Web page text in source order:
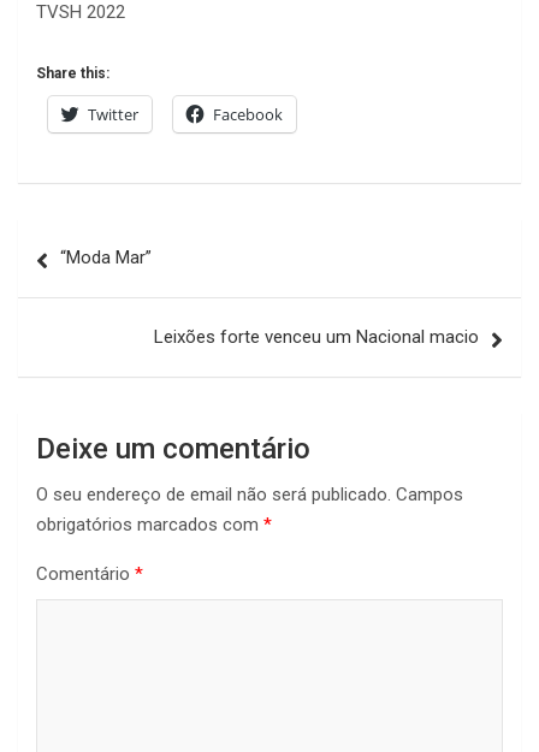
TVSH 2022
Share this:
Twitter Facebook
de
“Moda Mar”
Leixões forte venceu um Nacional macio
Deixe um comentário
O seu endereço de email não será publicado. Campos
obrigatórios marcados com *
Comentário *